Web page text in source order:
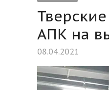
АПК на
08.04.2021